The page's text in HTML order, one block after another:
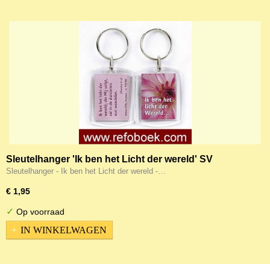
Sleutelhanger 'Ik ben het Licht der wereld' SV
Sleutelhanger - Ik ben het Licht der wereld -…
€ 1,95
✓ Op voorraad
IN WINKELWAGEN